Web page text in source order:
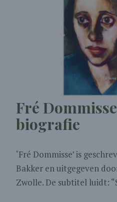
Fré
biografie
‘Fré Dommisse’ is
Bakker en uitgegeven
Zwolle. De subtitel luidt: